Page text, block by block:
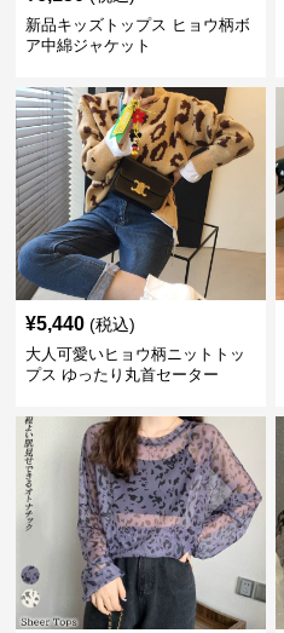
新品キッズトップス ヒョウ柄ボ
ア中綿ジャケット
¥5,440 (税込)
大人可愛いヒョウ柄ニットトッ
プス ゆったり丸首セーター